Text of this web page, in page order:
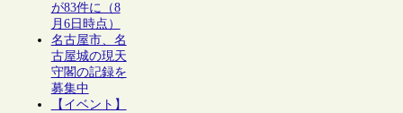
が83件に（8
月6日時点）
名古屋市、名
古屋城の現天
守閣の記録を
募集中
【イベント】